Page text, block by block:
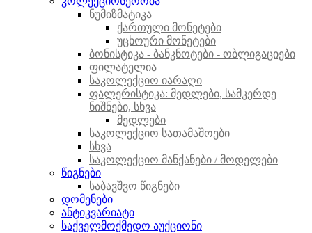
ნუმიზმატიკა
ქართული მონეტები
უცხოური მონეტები
ბონისტიკა - ბანკნოტები - ობლიგაციები
ფილატელია
საკოლექციო იარაღი
ფალერისტიკა: მედლები, სამკერდე
ნიშნები, სხვა
მედლები
საკოლექციო სათამაშოები
სხვა
საკოლექციო მანქანები / მოდელები
წიგნები
საბავშვო წიგნები
დომენები
ანტიკვარიატი
საქველმოქმედო აუქციონი